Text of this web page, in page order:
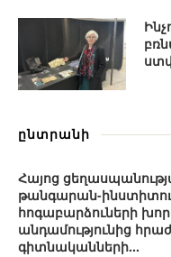
ընտրանի
Հայոց
թանգարան-
հոգաբարձուների
անդամությունից
գիտնականների...